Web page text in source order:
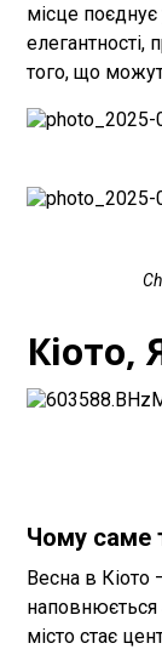
місце
того, що
Кіото,
Чому саме
Весна в Кіото
наповнюється
місто стає